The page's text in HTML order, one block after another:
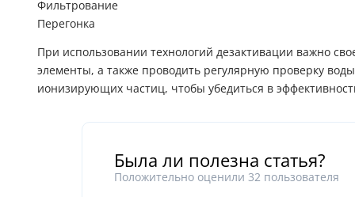
Фильтрование
Перегонка
При использовании технологий дезактивации важно
элементы, а также проводить регулярную проверку
ионизирующих частиц, чтобы убедиться в
Была ли полезна статья?
Положительно оценили 32 пользователя